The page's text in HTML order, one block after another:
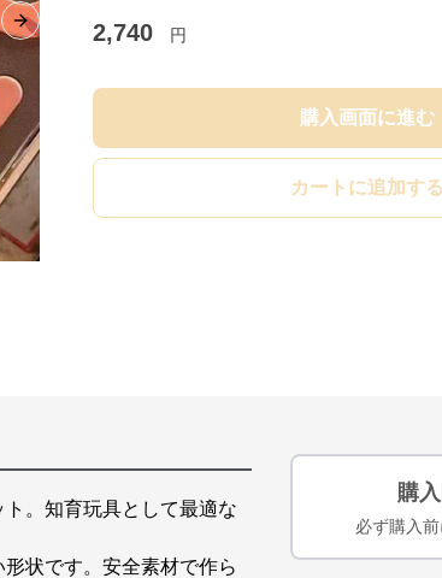
Next slide 2,740 円
購入画面に進む
カートに追加する
。知育玩具として最適な
状です。安全素材で作ら
購
必ず購入前